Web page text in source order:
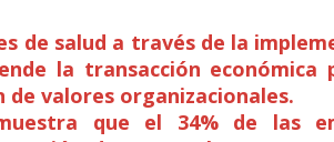
de salud a través de la
la transacción económica
de valores organizacionales.
que el 34% de las